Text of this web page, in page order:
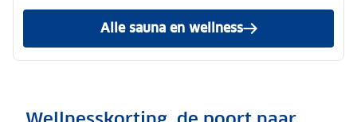
Alle sauna en wellness